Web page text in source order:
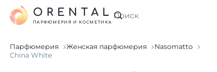
Искать
ORENTAL
ПАРФЮМЕРИЯ И КОСМЕТИКА
Парфюмерия Женская парфюмерия
Nasomatto
China White